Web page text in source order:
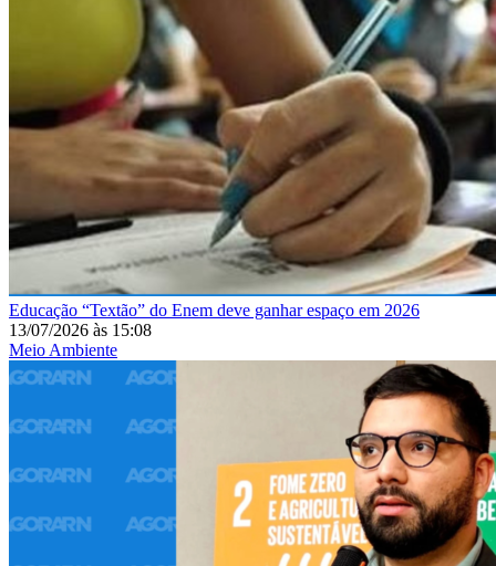
Educação “Textão” do Enem deve ganhar espaço em 2026
13/07/2026 às 15:08
Meio Ambiente